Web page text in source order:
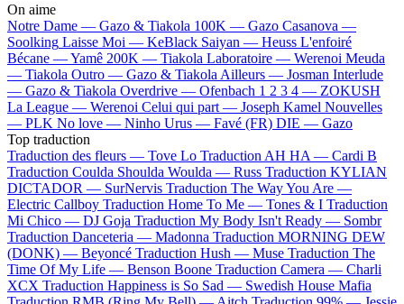
On aime
Notre Dame — Gazo & Tiakola 100K — Gazo Casanova —
Soolking Laisse Moi — KeBlack Saiyan — Heuss L'enfoiré
Bécane —Yamê 200K — Tiakola Laboratoire — Werenoi Meuda
— Tiakola Outro — Gazo & Tiakola Ailleurs — Josman Interlude
— Gazo & Tiakola Overdrive — Ofenbach 1 2 3 4 — ZOKUSH
La League — Werenoi Celui qui part — Joseph Kamel Nouvelles
— PLK No love — Ninho Urus — Favé (FR) DIE — Gazo
Top traduction
Traduction des fleurs — Tove Lo Traduction AH HA — Cardi B
Traduction Coulda Shoulda Woulda — Russ Traduction KYLIAN
DICTADOR — SurNervis Traduction The Way You Are —
Electric Callboy Traduction Home To Me — Tones & I Traduction
Mi Chico — DJ Goja Traduction My Body Isn't Ready — Sombr
Traduction Danceteria — Madonna Traduction MORNING DEW
(DONK) — Beyoncé Traduction Hush — Muse Traduction The
Time Of My Life — Benson Boone Traduction Camera — Charli
XCX Traduction Happiness is So Sad — Swedish House Mafia